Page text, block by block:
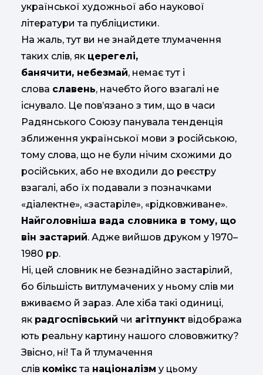
української художньої або наукової
літератури та публіцистики.
На жаль, тут ви не знайдете тлумачення
таких слів, як церегелі,
банячити, небезмай, немає тут і
слова славень, начебто його взагалі не
існувало. Це пов’язано з тим, що в часи
Радянського Союзу панувала тенденція
зближення української мови з російською,
тому слова, що не були нічим схожими до
російських, або не входили до реєстру
взагалі, або їх подавали з позначками
«діалектне», «застаріле», «рідковживане».
Найголовніша вада словника в тому, що
він застарий. Адже вийшов друком у 1970–
1980 рр.
Ні, цей словник не безнадійно застарілий,
бо більшість витлумачених у ньому слів ми
вживаємо й зараз. Але хіба такі одиниці,
як радгоспівський чи агітпункт відобража
ють реальну картину нашого слововжитку?
Звісно, ні! Та й тлумачення
слів комікста націоналізм у цьому